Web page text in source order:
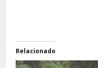
Relacionado